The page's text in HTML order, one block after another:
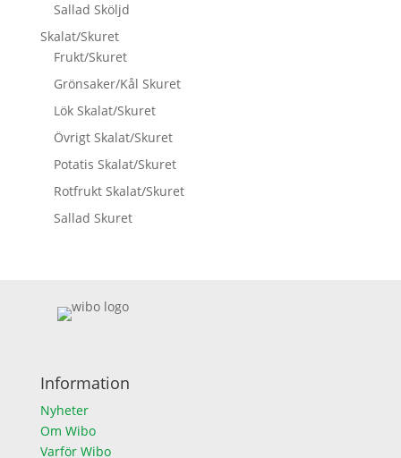
Sallad Sköljd
Skalat/Skuret
Frukt/Skuret
Grönsaker/Kål Skuret
Lök Skalat/Skuret
Övrigt Skalat/Skuret
Potatis Skalat/Skuret
Rotfrukt Skalat/Skuret
Sallad Skuret
Information
Nyheter
Om Wibo
Varför Wibo